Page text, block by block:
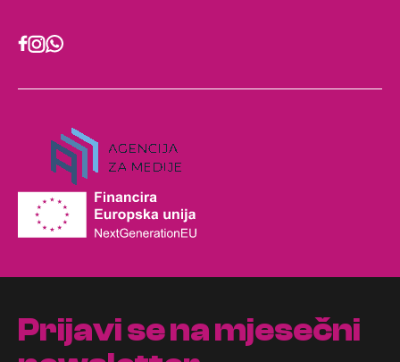
Prijavi se na mjesečni